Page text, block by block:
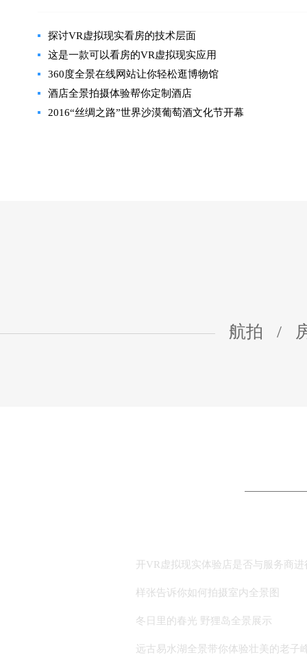
探讨VR虚拟现实看房的技术层面
这是一款可以看房的VR虚拟现实应用
360度全景在线网站让你轻松逛博物馆
酒店全景拍摄体验帮你定制酒店
2016“丝绸之路”世界沙漠葡萄酒文化节开幕
航拍 /
开VR虚拟现实体验店是否与服务商进
样张告诉你如何拍摄室内全景图
冬日里的春光 野狸岛全景展示
远古易水湖全景带你体验壮美的老子